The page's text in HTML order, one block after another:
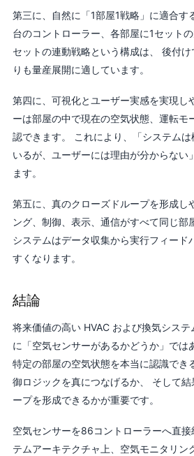
第三に、自然に「1部屋1戦略」に適合す
台のコントローラー、各部屋に1セット
セットの連動戦略という構成は、 後付
りも量産展開に適しています。
第四に、可視化とユーザー実感を実現し
ーは部屋の中で現在の空気状態、運転モ
認できます。 これにより、「システム
いるが、ユーザーには理由が分からない
ます。
第五に、真のクローズドループを形成し
ング、制御、表示、通信がすべて同じ部
システムはデータ収集から実行フィード
すくなります。
結論
将来価値の高い HVAC および換気シス
に「空気センサーがあるかどうか」では
特定の部屋の空気状態を本当に認識でき
御ロジックを真につなげるか、 そして
ープを形成できるかが重要です。
空気センサーを86コントローラーへ直
テムアーキテクチャ上、空気モニタリン